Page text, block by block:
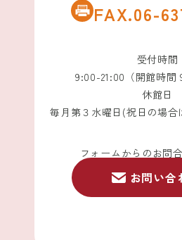
FAX.06-
受付時間
9:00-21:00（開館時間
休館日
毎月第３水曜日(祝日の場
フォームからのお問
お問い合